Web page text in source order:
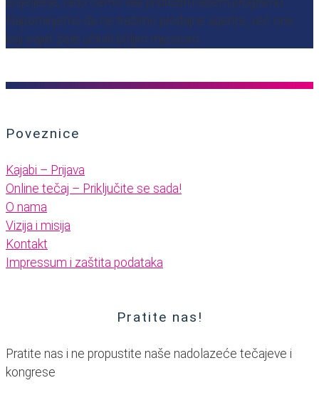
Napominjemo da ne tražimo prodajne agente, već one
koji svijet žele učiniti boljim mjestom.
Poveznice
Kajabi – Prijava
Online tečaj – Priključite se sada!
O nama
Vizija i misija
Kontakt
Impressum i zaštita podataka
Pratite nas!
Pratite nas i ne propustite naše nadolazeće tečajeve i
kongrese